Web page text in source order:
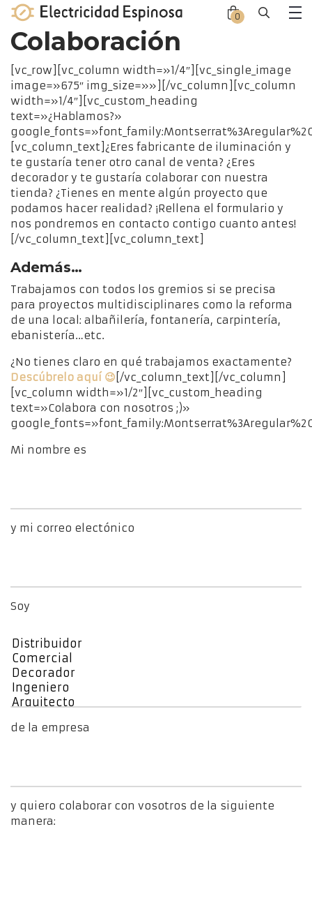
Skip
content
0
Colaboración
[vc_row][vc_column width=»1/4″][vc_single_image
image=»675″ img_size=»»][/vc_column][vc_column
width=»1/4″][vc_custom_heading
text=»¿Hablamos?»
[vc_column_text]¿Eres fabricante de iluminación y
te gustaría tener otro canal de venta? ¿Eres
decorador y te gustaría colaborar con nuestra
tienda? ¿Tienes en mente algún proyecto que
podamos hacer realidad? ¡Rellena el formulario y
nos pondremos en contacto contigo cuanto antes!
[/vc_column_text][vc_column_text]
Además…
Trabajamos con todos los gremios si se precisa
para proyectos multidisciplinares como la reforma
de una local: albañilería, fontanería, carpintería,
ebanistería…etc.
¿No tienes claro en qué trabajamos exactamente?
Descúbrelo aquí 😉 [/vc_column_text][/vc_column]
[vc_column width=»1/2″][vc_custom_heading
text=»Colabora con nosotros ;)»
Mi nombre es
y mi correo electónico
Soy
de la empresa
y quiero colaborar con vosotros de la siguiente
manera:
Close
Close